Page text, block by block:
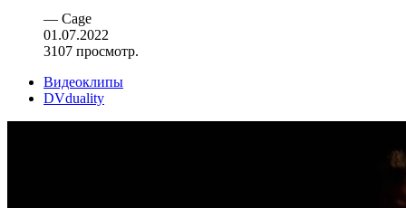
— Cage
01.07.2022
3107 просмотр.
Видеоклипы
DVduality